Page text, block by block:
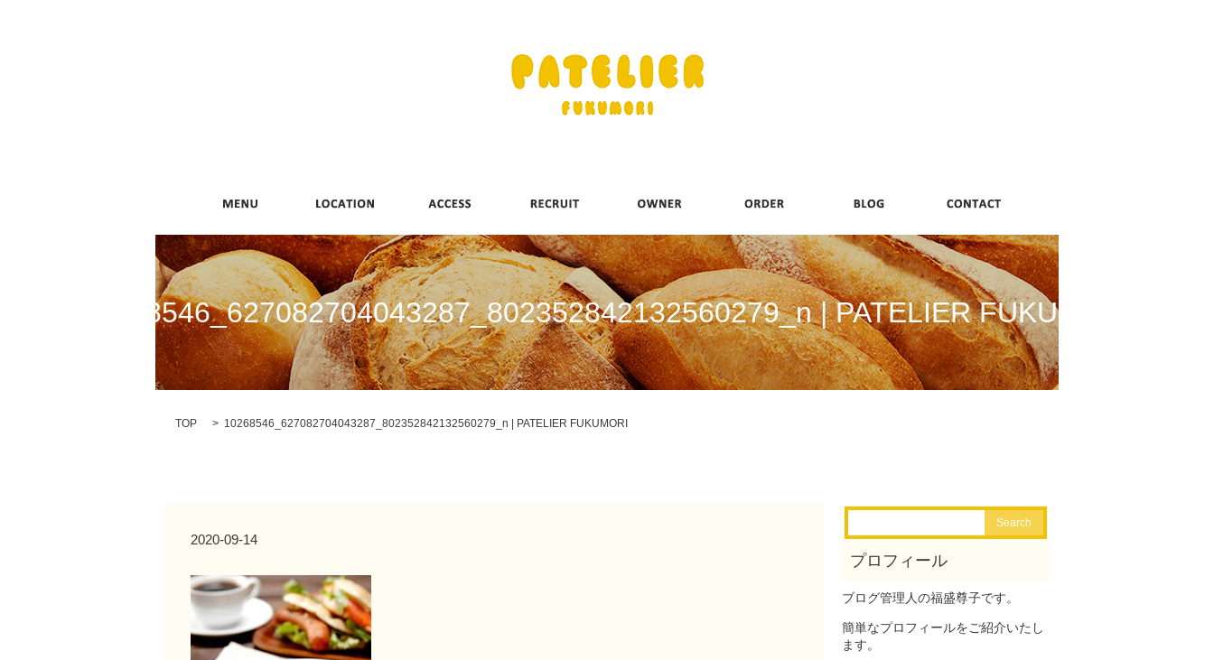
10268546_627082704043287_802352842132560279_n | PATELIER FUKUMORI
TOP 10268546_627082704043287_802352842132560279_n | PATELIER FUKUMORI
2020-09-14
ブログ管理人の福盛尊子です。
簡単なプロフィールをご紹介いたし
ます。